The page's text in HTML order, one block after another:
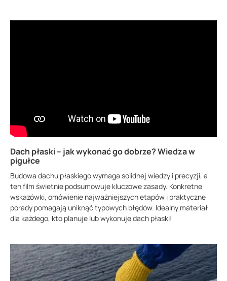
Dach płaski – jak wykonać go dobrze? Wiedza w
pigułce
Budowa dachu płaskiego wymaga solidnej wiedzy i precyzji, a
ten film świetnie podsumowuje kluczowe zasady. Konkretne
wskazówki, omówienie najważniejszych etapów i praktyczne
porady pomagają uniknąć typowych błędów. Idealny materiał
dla każdego, kto planuje lub wykonuje dach płaski!